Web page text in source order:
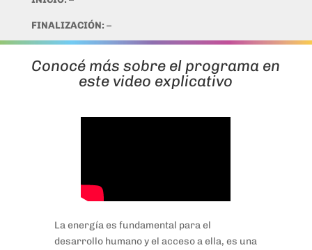
FINALIZACIÓN: –
Conocé más sobre el programa en
este video explicativo
La energía es fundamental para el
desarrollo humano y el acceso a ella, es una